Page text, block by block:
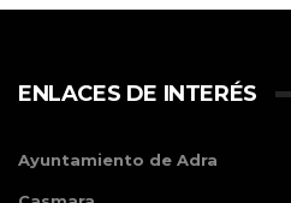
ENLACES DE INTERÉS
Ayuntamiento de Adra